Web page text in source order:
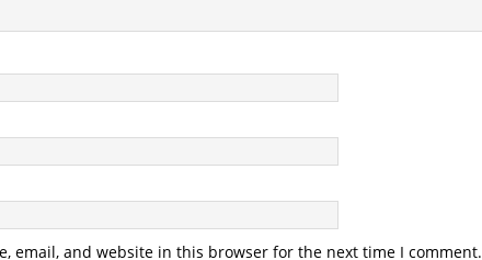
email, and website in this browser for the next time I comment.